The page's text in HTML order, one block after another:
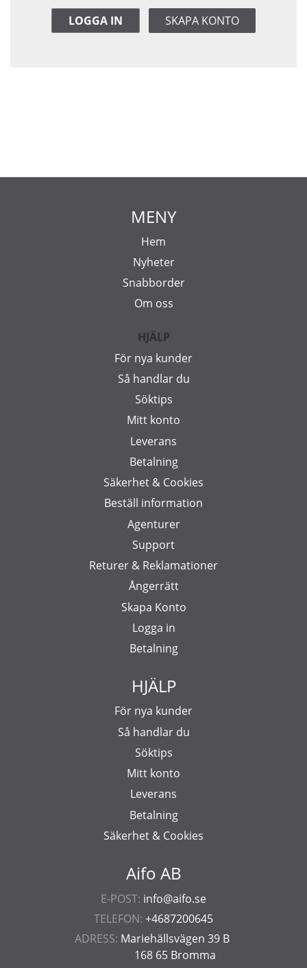
LOGGA IN SKAPA KONTO
Aifo AB
E-POST: info@aifo.se
TELEFON: +4687200645
ADRESS: Mariehällsvägen 39 B
168 65 Bromma
MENY
Hem
Nyheter
Snabborder
Om oss
HJÄLP
För nya kunder
Så handlar du
Söktips
Mitt konto
Leverans
Betalning
Säkerhet & Cookies
Beställ information
Agenturer
Support
Returer & Reklamationer
Ångerrätt
Skapa Konto
Logga in
Betalning
HJÄLP
För nya kunder
Så handlar du
Söktips
Mitt konto
Leverans
Betalning
Säkerhet & Cookies